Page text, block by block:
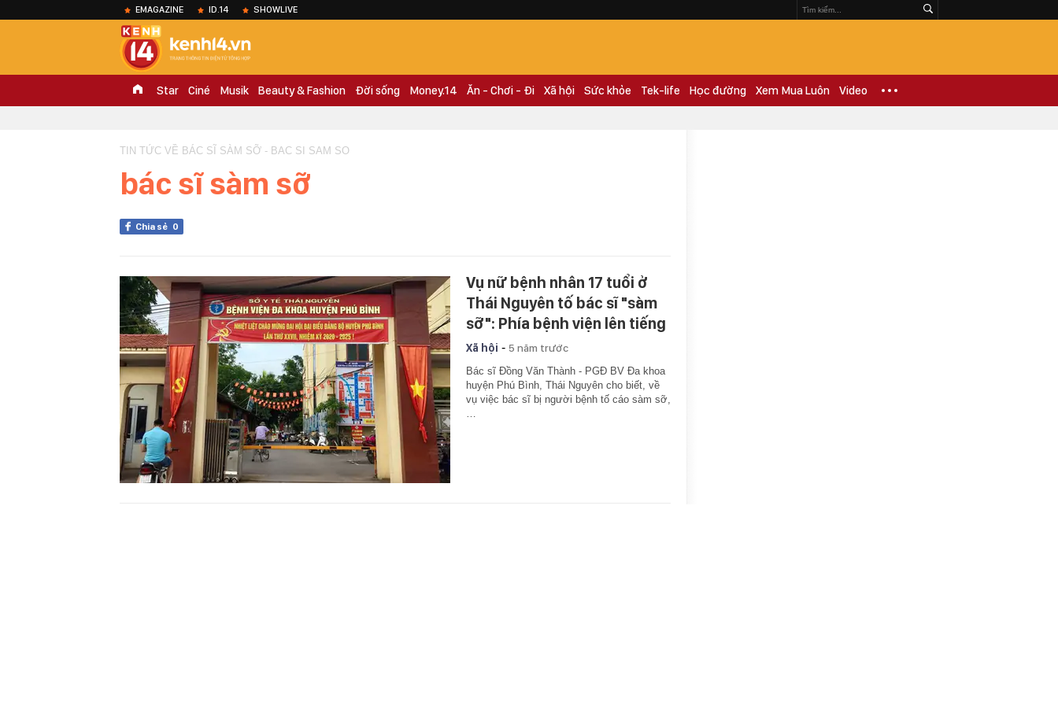
EMAGAZINE ID.14 SHOWLIVE
Star Ciné Musik Beauty & Fashion Đời sống Money.14 Ăn - Chơi - Đi Xã hội Sức khỏe Tek-life Học đường Xem Mua Luôn Video
TIN TỨC VỀ BÁC SĨ SÀM SỠ - BAC SI SAM SO
bác sĩ sàm sỡ
Chia sẻ 0
Vụ nữ bệnh nhân 17 tuổi ở
Thái Nguyên tố bác sĩ "sàm
sỡ": Phía bệnh viện lên tiếng
Xã hội - 5 năm trước
Bác sĩ Đồng Văn Thành - PGĐ BV Đa khoa
huyện Phú Bình, Thái Nguyên cho biết, về
vụ việc bác sĩ bị người bệnh tố cáo sàm sỡ,
…